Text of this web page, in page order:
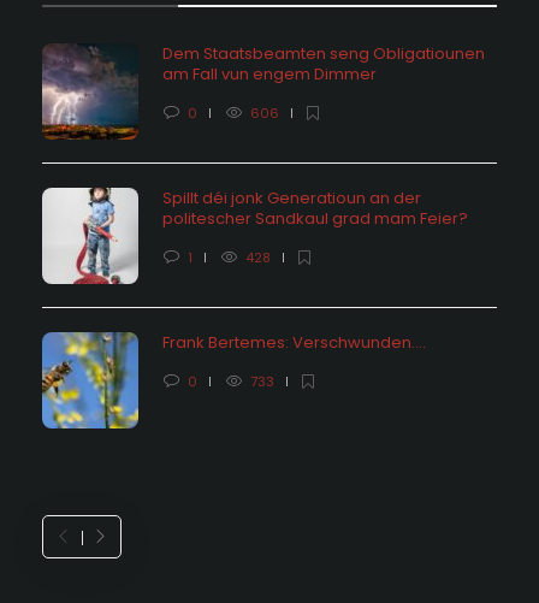
Dem Staatsbeamten seng Obligatiounen
am Fall vun engem Dimmer
0 606
Spillt déi jonk Generatioun an der
politescher Sandkaul grad mam Feier?
1 428
Frank Bertemes: Verschwunden….
0 733